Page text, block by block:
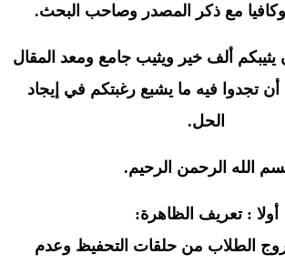
وكافيا مع ذكر المصدر وصاحب البحث.
يثيبكم ألف خير ويثيب جامع ومعد المقال
تجدوا فيه ما يشبع رغبتكم في إيجاد
الحل.
الله الرحمن الرحيم.
أولا : تعريف الظاهرة:
الطلاب من حلقات التحفيظ وعدم